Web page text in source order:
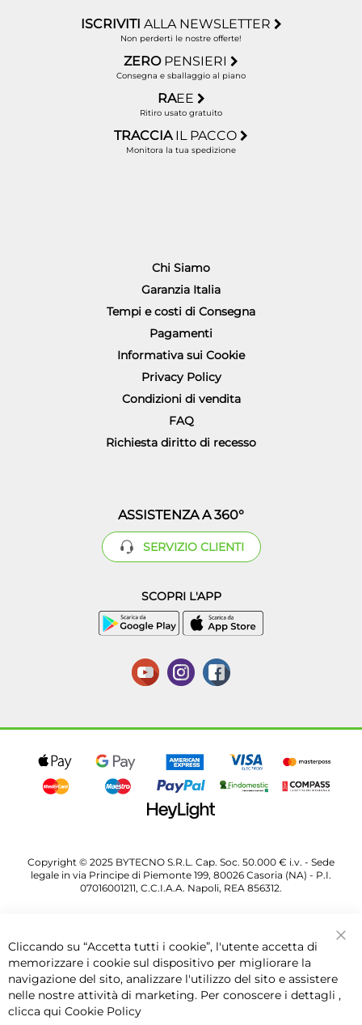
ISCRIVITI ALLA NEWSLETTER
Non perderti le nostre offerte!
ZERO PENSIERI
Consegna e sballaggio al piano
RAEE
Ritiro usato gratuito
TRACCIA IL PACCO
Monitora la tua spedizione
Chi Siamo
Garanzia Italia
Tempi e costi di Consegna
Pagamenti
Informativa sui Cookie
Privacy Policy
Condizioni di vendita
FAQ
Richiesta diritto di recesso
ASSISTENZA A 360°
SERVIZIO CLIENTI
SCOPRI L'APP
Copyright © 2025 BYTECNO S.R.L. Cap. Soc. 50.000 € i.v. - Sede
legale in via Principe di Piemonte 199, 80026 Casoria (NA) - P.I.
07016001211, C.C.I.A.A. Napoli, REA 856312.
Cliccando su “Accetta tutti i cookie”, l'utente accetta di
memorizzare i cookie sul dispositivo per migliorare la
navigazione del sito, analizzare l'utilizzo del sito e assistere
nelle nostre attività di marketing. Per conoscere i dettagli ,
clicca qui Cookie Policy